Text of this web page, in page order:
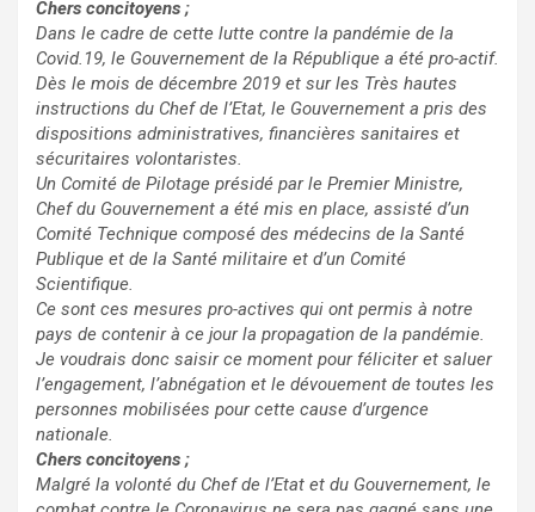
Chers concitoyens ;
Dans le cadre de cette lutte contre la pandémie de la
Covid.19, le Gouvernement de la République a été pro-actif.
Dès le mois de décembre 2019 et sur les Très hautes
instructions du Chef de l’Etat, le Gouvernement a pris des
dispositions administratives, financières sanitaires et
sécuritaires volontaristes.
Un Comité de Pilotage présidé par le Premier Ministre,
Chef du Gouvernement a été mis en place, assisté d’un
Comité Technique composé des médecins de la Santé
Publique et de la Santé militaire et d’un Comité
Scientifique.
Ce sont ces mesures pro-actives qui ont permis à notre
pays de contenir à ce jour la propagation de la pandémie.
Je voudrais donc saisir ce moment pour féliciter et saluer
l’engagement, l’abnégation et le dévouement de toutes les
personnes mobilisées pour cette cause d’urgence
nationale.
Chers concitoyens ;
Malgré la volonté du Chef de l’Etat et du Gouvernement, le